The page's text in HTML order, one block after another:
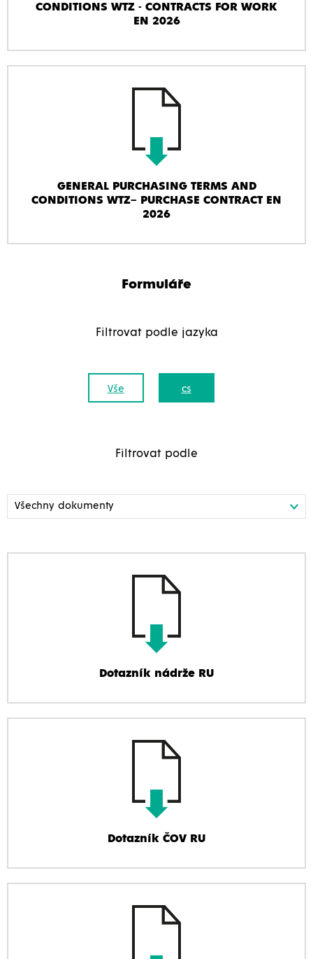
CONDITIONS WTZ - CONTRACTS FOR WORK
EN 2026
GENERAL PURCHASING TERMS AND
CONDITIONS WTZ– PURCHASE CONTRACT EN
2026
Formuláře
Filtrovat podle jazyka
Vše cs
Filtrovat podle
Dotazník nádrže RU
Dotazník ČOV RU